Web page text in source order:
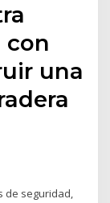
con
una
de seguridad,